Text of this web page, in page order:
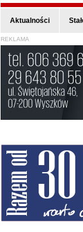
Aktualności
REKLAMA